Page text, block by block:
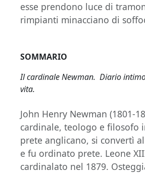
esse prendono luce di
rimpianti minacciano di
SOMMARIO
Il cardinale Newman. Diario
vita.
John Henry Newman (1801-
cardinale, teologo e filosofo
prete anglicano, si convertì
e fu ordinato prete. Leone
cardinalato nel 1879.